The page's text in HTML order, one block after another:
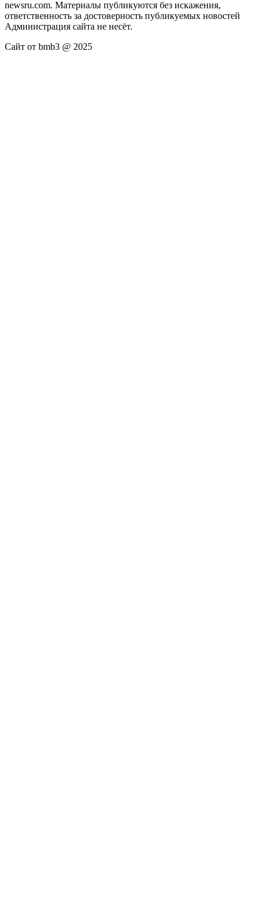
newsru.com. Материалы публикуются без искажения,
ответственность за достоверность публикуемых новостей
Администрация сайта не несёт.
Сайт от bmb3 @ 2025